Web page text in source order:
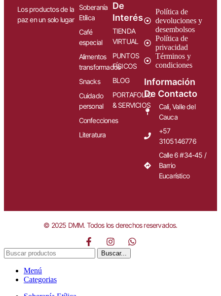
Los productos de la
paz en un solo lugar
Soberanía
Etílica
Café
especial
Alimentos
transformados
Snacks
Cuidado
personal
Confecciones
Literatura
De
Interés
TIENDA
VIRTUAL
PUNTOS
FÍSICOS
BLOG
PORTAFOLIO
& SERVICIOS
Política de
devoluciones y
desembolsos
Política de
privacidad
Términos y
condiciones
Información
De Contacto
Cali, Valle del
Cauca
+57
3105146776
Calle 6 #34-45 /
Barrio
Eucarístico
© 2025 DMM. Todos los derechos reservados.
Buscar...
Menú
Categorias